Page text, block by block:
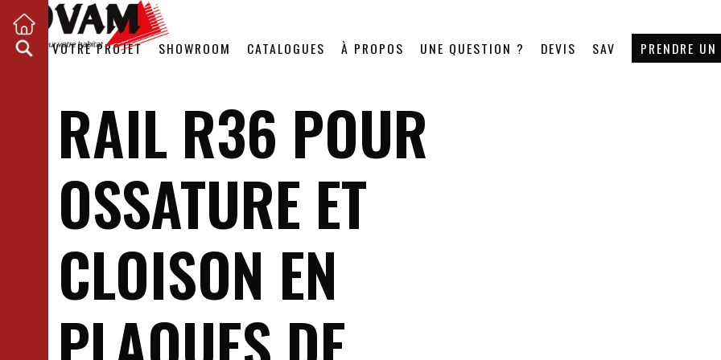
VOTRE PROJET SHOWROOM CATALOGUES À PROPOS UNE QUESTION ? DEVIS SAV PRENDRE
RAIL R36 POUR
OSSATURE ET
CLOISON EN